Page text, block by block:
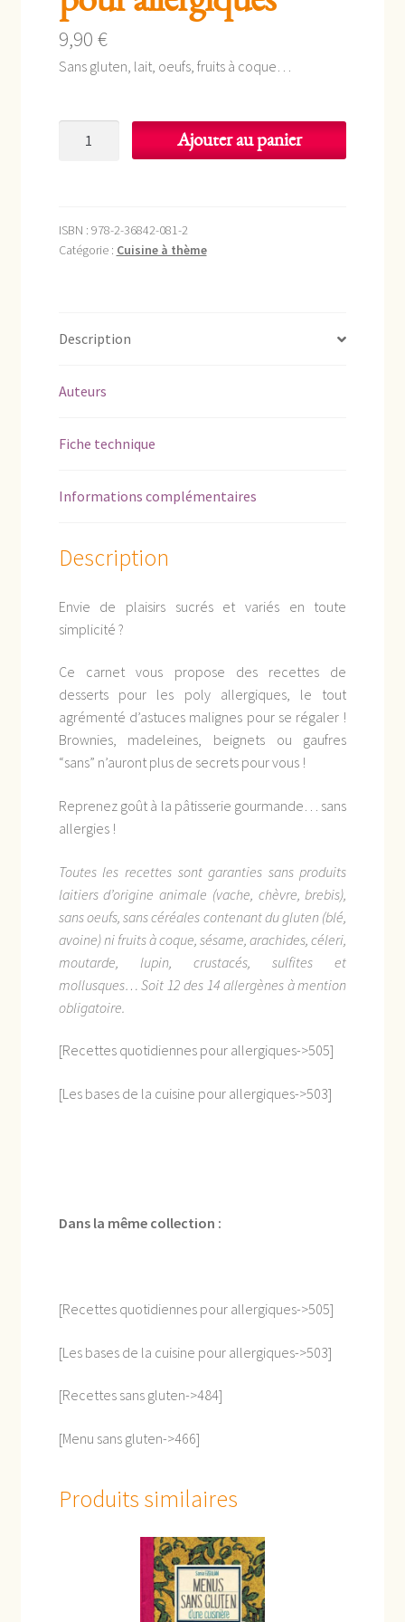
9,90 €
Sans gluten, lait, oeufs, fruits à coque…
pour
Ajouter au panier
ISBN : 978-2-36842-081-2
Catégorie : Cuisine à thème
Description
Auteurs
Fiche technique
Informations complémentaires
Description
Envie de plaisirs sucrés et variés en toute
simplicité ?
Ce carnet vous propose des recettes de
desserts pour les poly allergiques, le tout
agrémenté d’astuces malignes pour se régaler !
Brownies, madeleines, beignets ou gaufres
“sans” n’auront plus de secrets pour vous !
Reprenez goût à la pâtisserie gourmande… sans
allergies !
Toutes les recettes sont garanties sans produits
laitiers d’origine animale (vache, chèvre, brebis),
sans oeufs, sans céréales contenant du gluten (blé,
avoine) ni fruits à coque, sésame, arachides, céleri,
moutarde, lupin, crustacés, sulfites et
mollusques… Soit 12 des 14 allergènes à mention
obligatoire.
[Recettes quotidiennes pour allergiques->505]
[Les bases de la cuisine pour allergiques->503]
Dans la même collection :
[Recettes quotidiennes pour allergiques->505]
[Les bases de la cuisine pour allergiques->503]
[Recettes sans gluten->484]
[Menu sans gluten->466]
Produits similaires